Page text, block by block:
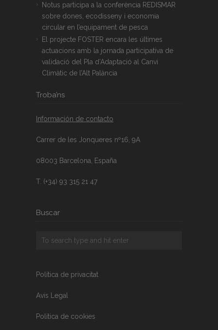
Notus participa a la conferència REDISMAR
sobre dones, ecodisseny i economia
circular en l’equipament de pesca
El projecte FOSTER encara les últimes
actuacions amb la jornada participativa de
validació del Pla d’Adaptació al Canvi
Climàtic de l’Alt Palància
Troba’ns
Información de contacto
Carrer de les Jonqueres nº16, 9A
08003 Barcelona, España
T. (+34) 93 315 21 47
Buscar
Política de privacitat
Avís Legal
Política de cookies